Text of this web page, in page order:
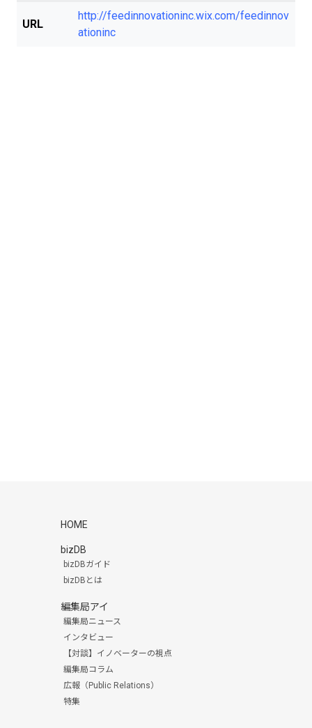
URL
http://feedinnovationinc.wix.com/feedinnov
ationinc
HOME
bizDB
bizDBガイド
bizDBとは
編集局アイ
編集局ニュース
インタビュー
【対談】イノベーターの視点
編集局コラム
広報（Public Relations）
特集